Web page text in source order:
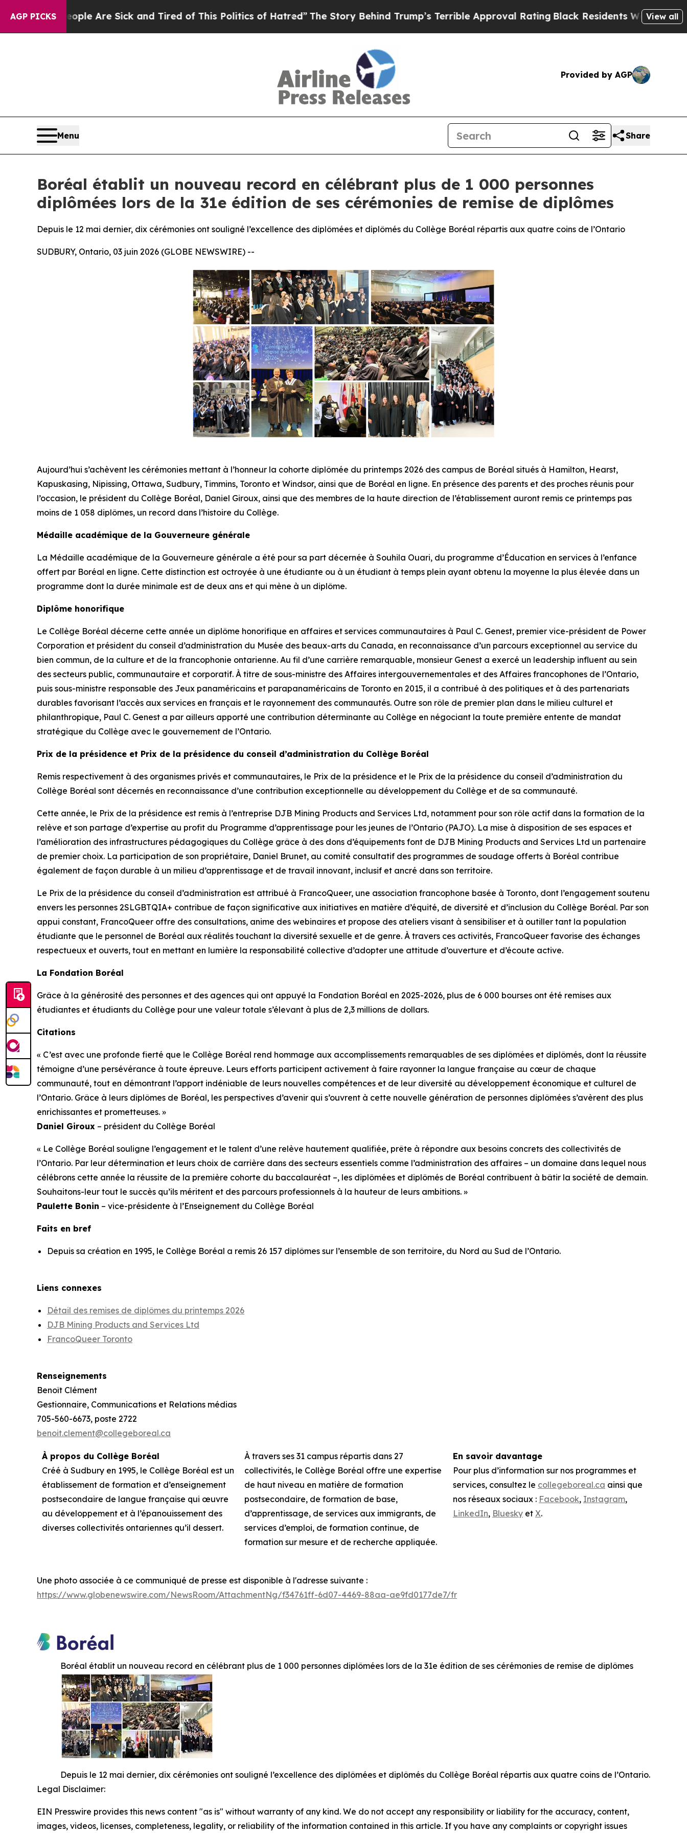
AGP PICKSAre Sick and Tired of This Politics of Hatred”The Story Behind Trump’s Terrible Approval RatingBlack Residents Warned of AbusiveView all
Provided by AGP
Menu Share
Boréal établit un nouveau record en célébrant plus de 1 000 personnes
diplômées lors de la 31e édition de ses cérémonies de remise de diplômes
Depuis le 12 mai dernier, dix cérémonies ont souligné l’excellence des diplômées et diplômés du Collège Boréal répartis aux quatre coins de l’Ontario
SUDBURY, Ontario, 03 juin 2026 (GLOBE NEWSWIRE) --
Aujourd’hui s’achèvent les cérémonies mettant à l’honneur la cohorte diplômée du printemps 2026 des campus de Boréal situés à Hamilton, Hearst,
Kapuskasing, Nipissing, Ottawa, Sudbury, Timmins, Toronto et Windsor, ainsi que de Boréal en ligne. En présence des parents et des proches réunis pour
l’occasion, le président du Collège Boréal, Daniel Giroux, ainsi que des membres de la haute direction de l’établissement auront remis ce printemps pas
moins de 1 058 diplômes, un record dans l’histoire du Collège.
Médaille académique de la Gouverneure générale
La Médaille académique de la Gouverneure générale a été pour sa part décernée à Souhila Ouari, du programme d’Éducation en services à l’enfance
offert par Boréal en ligne. Cette distinction est octroyée à une étudiante ou à un étudiant à temps plein ayant obtenu la moyenne la plus élevée dans un
programme dont la durée minimale est de deux ans et qui mène à un diplôme.
Diplôme honorifique
Le Collège Boréal décerne cette année un diplôme honorifique en affaires et services communautaires à Paul C. Genest, premier vice-président de Power
Corporation et président du conseil d’administration du Musée des beaux-arts du Canada, en reconnaissance d’un parcours exceptionnel au service du
bien commun, de la culture et de la francophonie ontarienne. Au fil d’une carrière remarquable, monsieur Genest a exercé un leadership influent au sein
des secteurs public, communautaire et corporatif. À titre de sous-ministre des Affaires intergouvernementales et des Affaires francophones de l’Ontario,
puis sous-ministre responsable des Jeux panaméricains et parapanaméricains de Toronto en 2015, il a contribué à des politiques et à des partenariats
durables favorisant l’accès aux services en français et le rayonnement des communautés. Outre son rôle de premier plan dans le milieu culturel et
philanthropique, Paul C. Genest a par ailleurs apporté une contribution déterminante au Collège en négociant la toute première entente de mandat
stratégique du Collège avec le gouvernement de l’Ontario.
Prix de la présidence et Prix de la présidence du conseil d’administration du Collège Boréal
Remis respectivement à des organismes privés et communautaires, le Prix de la présidence et le Prix de la présidence du conseil d’administration du
Collège Boréal sont décernés en reconnaissance d’une contribution exceptionnelle au développement du Collège et de sa communauté.
Cette année, le Prix de la présidence est remis à l’entreprise DJB Mining Products and Services Ltd, notamment pour son rôle actif dans la formation de la
relève et son partage d’expertise au profit du Programme d’apprentissage pour les jeunes de l’Ontario (PAJO). La mise à disposition de ses espaces et
l’amélioration des infrastructures pédagogiques du Collège grâce à des dons d’équipements font de DJB Mining Products and Services Ltd un partenaire
de premier choix. La participation de son propriétaire, Daniel Brunet, au comité consultatif des programmes de soudage offerts à Boréal contribue
également de façon durable à un milieu d’apprentissage et de travail innovant, inclusif et ancré dans son territoire.
Le Prix de la présidence du conseil d’administration est attribué à FrancoQueer, une association francophone basée à Toronto, dont l’engagement soutenu
envers les personnes 2SLGBTQIA+ contribue de façon significative aux initiatives en matière d’équité, de diversité et d’inclusion du Collège Boréal. Par son
appui constant, FrancoQueer offre des consultations, anime des webinaires et propose des ateliers visant à sensibiliser et à outiller tant la population
étudiante que le personnel de Boréal aux réalités touchant la diversité sexuelle et de genre. À travers ces activités, FrancoQueer favorise des échanges
respectueux et ouverts, tout en mettant en lumière la responsabilité collective d’adopter une attitude d’ouverture et d’écoute active.
La Fondation Boréal
Grâce à la générosité des personnes et des agences qui ont appuyé la Fondation Boréal en 2025-2026, plus de 6 000 bourses ont été remises aux
étudiantes et étudiants du Collège pour une valeur totale s’élevant à plus de 2,3 millions de dollars.
Citations
« C’est avec une profonde fierté que le Collège Boréal rend hommage aux accomplissements remarquables de ses diplômées et diplômés, dont la réussite
témoigne d’une persévérance à toute épreuve. Leurs efforts participent activement à faire rayonner la langue française au cœur de chaque
communauté, tout en démontrant l’apport indéniable de leurs nouvelles compétences et de leur diversité au développement économique et culturel de
l’Ontario. Grâce à leurs diplômes de Boréal, les perspectives d’avenir qui s’ouvrent à cette nouvelle génération de personnes diplômées s’avèrent des plus
enrichissantes et prometteuses. »
Daniel Giroux – président du Collège Boréal
« Le Collège Boréal souligne l’engagement et le talent d’une relève hautement qualifiée, prête à répondre aux besoins concrets des collectivités de
l’Ontario. Par leur détermination et leurs choix de carrière dans des secteurs essentiels comme l’administration des affaires – un domaine dans lequel nous
célébrons cette année la réussite de la première cohorte du baccalauréat –, les diplômées et diplômés de Boréal contribuent à bâtir la société de demain.
Souhaitons-leur tout le succès qu’ils méritent et des parcours professionnels à la hauteur de leurs ambitions. »
Paulette Bonin – vice-présidente à l’Enseignement du Collège Boréal
Faits en bref
Depuis sa création en 1995, le Collège Boréal a remis 26 157 diplômes sur l’ensemble de son territoire, du Nord au Sud de l’Ontario.
Liens connexes
Détail des remises de diplômes du printemps 2026
DJB Mining Products and Services Ltd
FrancoQueer Toronto
Renseignements
Benoît Clément
Gestionnaire, Communications et Relations médias
705-560-6673, poste 2722
benoit.clement@collegeboreal.ca
À propos du Collège Boréal
Créé à Sudbury en 1995, le Collège Boréal est un
établissement de formation et d’enseignement
postsecondaire de langue française qui œuvre
au développement et à l’épanouissement des
diverses collectivités ontariennes qu’il dessert.
À travers ses 31 campus répartis dans 27
collectivités, le Collège Boréal offre une expertise
de haut niveau en matière de formation
postsecondaire, de formation de base,
d’apprentissage, de services aux immigrants, de
services d’emploi, de formation continue, de
formation sur mesure et de recherche appliquée.
En savoir davantage
Pour plus d’information sur nos programmes et
services, consultez le collegeboreal.ca ainsi que
nos réseaux sociaux : Facebook, Instagram,
LinkedIn, Bluesky et X.
Une photo associée à ce communiqué de presse est disponible à l'adresse suivante :
https://www.globenewswire.com/NewsRoom/AttachmentNg/f34761ff-6d07-4469-88aa-ae9fd0177de7/fr
Boréal établit un nouveau record en célébrant plus de 1 000 personnes diplômées lors de la 31e édition de ses cérémonies de remise de diplômes
Depuis le 12 mai dernier, dix cérémonies ont souligné l’excellence des diplômées et diplômés du Collège Boréal répartis aux quatre coins de l’Ontario.
Legal Disclaimer:
EIN Presswire provides this news content "as is" without warranty of any kind. We do not accept any responsibility or liability for the accuracy, content,
images, videos, licenses, completeness, legality, or reliability of the information contained in this article. If you have any complaints or copyright issues